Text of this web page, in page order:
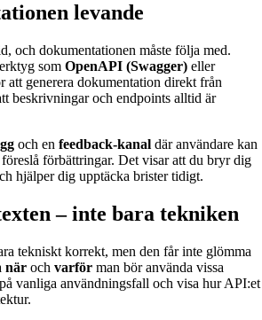
levande
och dokumentationen måste följa med.
som OpenAPI (Swagger) eller
att generera dokumentation direkt från
beskrivningar och endpoints alltid är
och en feedback-kanal där användare kan
förbättringar. Det visar att du bryr dig
hjälper dig upptäcka brister tidigt.
– inte bara tekniken
tekniskt korrekt, men den får inte glömma
när och varför man bör använda vissa
vanliga användningsfall och visa hur API:et